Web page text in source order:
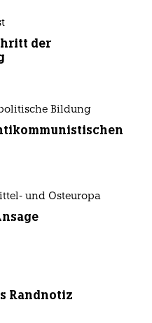
der
Bildung
und Osteuropa
Randnotiz